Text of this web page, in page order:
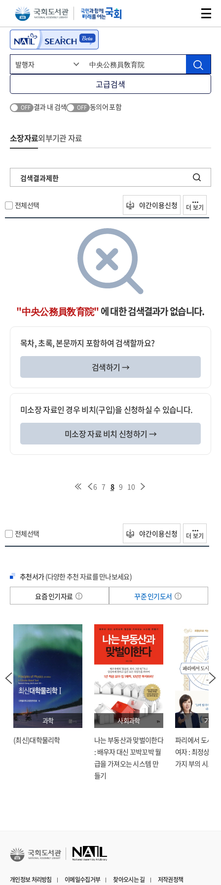
본문 바로가기주메뉴 바로가기
고급검색
OFF 결과 내 검색 OFF 동의어 포함
소장자료외부기관 자료
검색결과제한
전체선택 야간이용신청 더 보기
"中央公務員敎育院"에 대한 검색결과가 없습니다.
목차, 초록, 본문까지 포함하여 검색할까요?
검색하기 →
미소장 자료인 경우 비치(구입)을 신청하실 수 있습니다.
미소장 자료 비치 신청하기 →
6 7 8 9 10
전체선택 야간이용신청 더 보기
추천서가(다양한 추천 자료를 만나보세요)
요즘 인기자료
꾸준 인기도서
과학
(최신)대학물리학
사회과학
나는 부동산과 맞벌이한다
: 배우자 대신 꼬박꼬박 월
급을 가져오는 시스템 만
들기
기술
파리에서 도시락
여자 : 최정상으
가지 부의 시크릿
개인정보 처리방침 이메일수집거부 찾아오시는 길 저작권정책